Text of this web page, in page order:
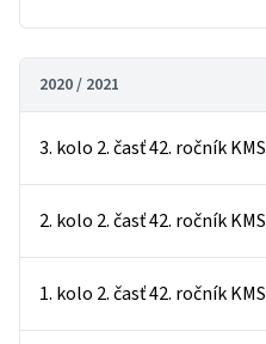
2020 / 2021
3. kolo 2. časť 42. ročník KMS
2. kolo 2. časť 42. ročník KMS
1. kolo 2. časť 42. ročník KMS